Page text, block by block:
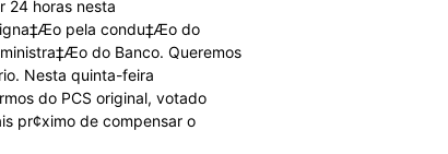
24 horas nesta
pela condu‡Æo do
do Banco. Queremos
Nesta quinta-feira
do PCS original, votado
pr¢ximo de compensar o